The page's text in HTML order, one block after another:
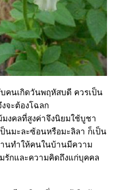
คนเกิดวันพฤหัสบดี ควรเป็น
จะต้องโฉลก
มงคลที่สูงค่าจึงนิยมใช้บูชา
ป็นมะละซ้อนหรือมะลิลา ก็เป็น
นทำให้คนในบ้านมีความ
รักและความคิดถึงแก่บุคคล